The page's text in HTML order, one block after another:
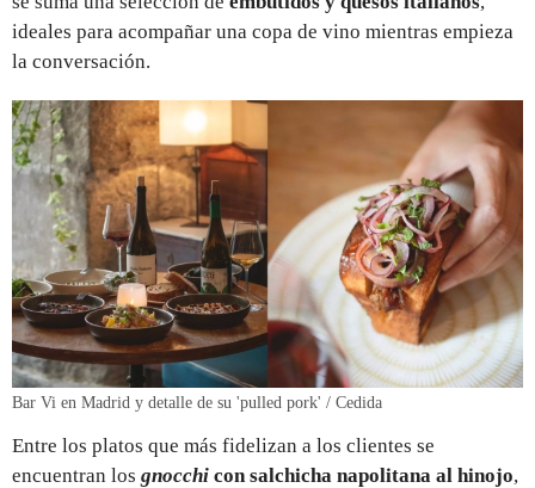
ideales para acompañar una copa de vino mientras empieza
la conversación.
Bar Vi en Madrid y detalle de su 'pulled pork' / Cedida
Entre los platos que más fidelizan a los clientes se
encuentran los gnocchi con salchicha napolitana al hinojo,